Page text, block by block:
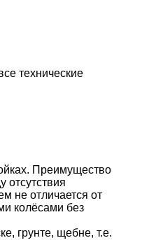
технические
Преимущество
отсутствия
не отличается от
колёсами без
грунте, щебне, т.е.